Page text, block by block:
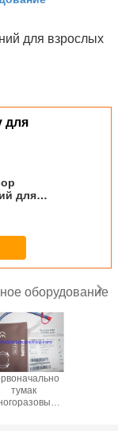
для взрослых
для
для
оборудование
тумак